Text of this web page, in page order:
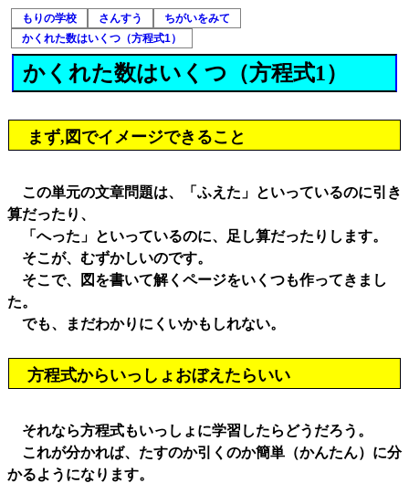
もりの学校 さんすう
ちがいをみて
かくれた数はいくつ（方程式1）
かくれた数はいくつ（方程式1）
まず,図でイメージできること
この単元の文章問題は、「ふえた」といっているのに引き
算だったり、
「へった」といっているのに、足し算だったりします。
そこが、むずかしいのです。
そこで、図を書いて解くページをいくつも作ってきまし
た。
でも、まだわかりにくいかもしれない。
方程式からいっしょおぼえたらいい
それなら方程式もいっしょに学習したらどうだろう。
これが分かれば、たすのか引くのか簡単（かんたん）に分
かるようになります。